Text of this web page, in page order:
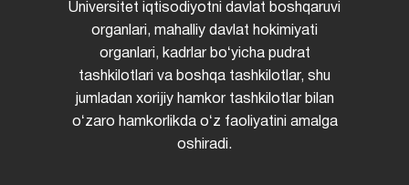
Universitet iqtisodiyotni davlat boshqaruvi
organlari, mahalliy davlat hokimiyati
organlari, kadrlar boʻyicha pudrat
tashkilotlari va boshqa tashkilotlar, shu
jumladan xorijiy hamkor tashkilotlar bilan
oʻzaro hamkorlikda oʻz faoliyatini amalga
oshiradi.